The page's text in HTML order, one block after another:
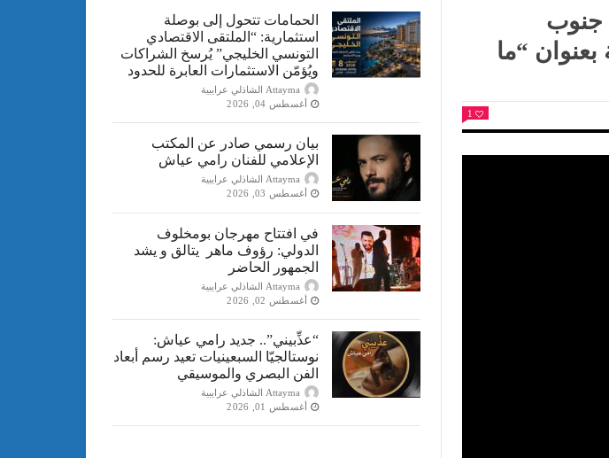
جنوب
“ما
1
الحمامات تتحول إلى بوصلة
استثمارية: “الملتقى الاقتصادي
التونسي الخليجي” يُرسخ الشراكات
ويُؤمّن الاستثمارات العابرة للحدود
Attayma الشاذلي عرايبية
أغسطس 04, 2026
بيان رسمي صادر عن المكتب
الإعلامي للفنان رامي عياش
Attayma الشاذلي عرايبية
أغسطس 03, 2026
في افتتاح مهرجان بومخلوف
الدولي: رؤوف ماهر يتالق و يشد
الجمهور الحاضر
Attayma الشاذلي عرايبية
أغسطس 02, 2026
“​عذِّبيني”.. جديد رامي عياش:
نوستالجيّا السبعينيات تعيد رسم أبعاد
الفن البصري والموسيقي
Attayma الشاذلي عرايبية
أغسطس 01, 2026